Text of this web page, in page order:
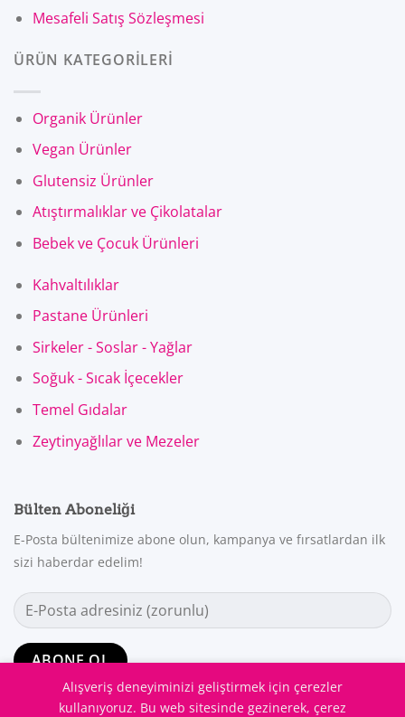
Mesafeli Satış Sözleşmesi
ÜRÜN KATEGORİLERİ
Organik Ürünler
Vegan Ürünler
Glutensiz Ürünler
Atıştırmalıklar ve Çikolatalar
Bebek ve Çocuk Ürünleri
Kahvaltılıklar
Pastane Ürünleri
Sirkeler - Soslar - Yağlar
Soğuk - Sıcak İçecekler
Temel Gıdalar
Zeytinyağlılar ve Mezeler
Bülten Aboneliği
E-Posta bültenimize abone olun, kampanya ve fırsatlardan ilk
sizi haberdar edelim!
Alışveriş deneyiminizi geliştirmek için çerezler
kullanıyoruz. Bu web sitesinde gezinerek, çerez